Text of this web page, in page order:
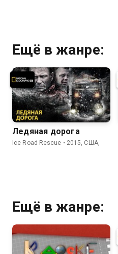
Ещё в жанре:
Ледяная дорога
Ice Road Rescue • 2015, США,
Ещё в жанре: